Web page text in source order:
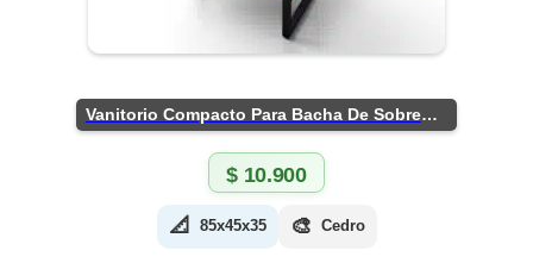
Vanitorio Compacto Para Bacha De Sobreponer
$10.900
📐 85x45x35 🎨 Cedro